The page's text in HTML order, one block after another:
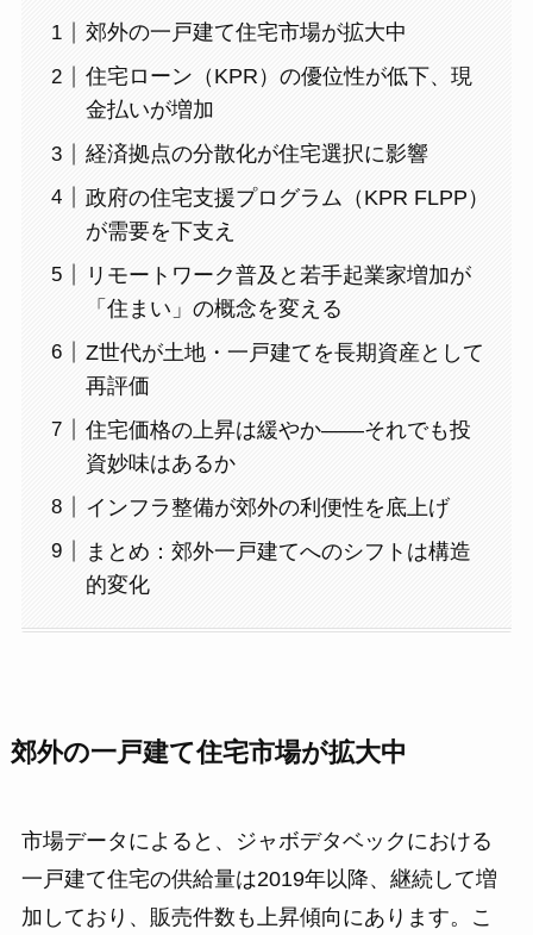
郊外の一戸建て住宅市場が拡大中
住宅ローン（KPR）の優位性が低下、現
金払いが増加
経済拠点の分散化が住宅選択に影響
政府の住宅支援プログラム（KPR FLPP）
が需要を下支え
リモートワーク普及と若手起業家増加が
「住まい」の概念を変える
Z世代が土地・一戸建てを長期資産として
再評価
住宅価格の上昇は緩やか——それでも投
資妙味はあるか
インフラ整備が郊外の利便性を底上げ
まとめ：郊外一戸建てへのシフトは構造
的変化
郊外の一戸建て住宅市場が拡大中
市場データによると、ジャボデタベックにおける
一戸建て住宅の供給量は2019年以降、継続して増
加しており、販売件数も上昇傾向にあります。こ